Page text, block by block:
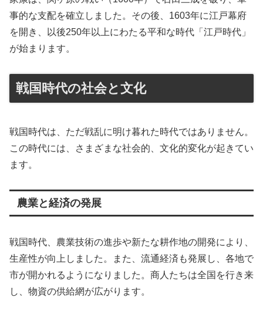
事的な支配を確立しました。その後、1603年に江戸幕府
を開き、以後250年以上にわたる平和な時代「江戸時代」
が始まります。
戦国時代の社会と文化
戦国時代は、ただ戦乱に明け暮れた時代ではありません。
この時代には、さまざまな社会的、文化的変化が起きてい
ます。
農業と経済の発展
戦国時代、農業技術の進歩や新たな耕作地の開発により、
生産性が向上しました。また、流通経済も発展し、各地で
市が開かれるようになりました。商人たちは全国を行き来
し、物資の供給網が広がります。